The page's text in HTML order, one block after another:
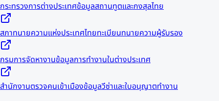
กระทรวงการต่างประเทศข้อมูลสถานทูตและกงสุลไทย
สภาทนายความแห่งประเทศไทยทะเบียนทนายความผู้รับรอง
กรมการจัดหางานข้อมูลการทำงานในต่างประเทศ
สำนักงานตรวจคนเข้าเมืองข้อมูลวีซ่าและใบอนุญาตทำงาน